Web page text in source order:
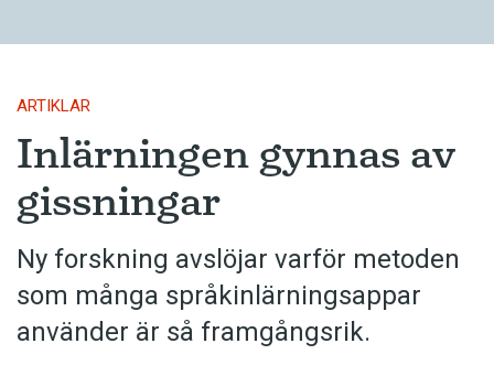
Kan du identifiera språket? (Kviss #623)
ARTIKLAR
Inlärningen gynnas av
gissningar
Ny forskning avslöjar varför metoden
som många språkinlärningsappar
använder är så framgångsrik.